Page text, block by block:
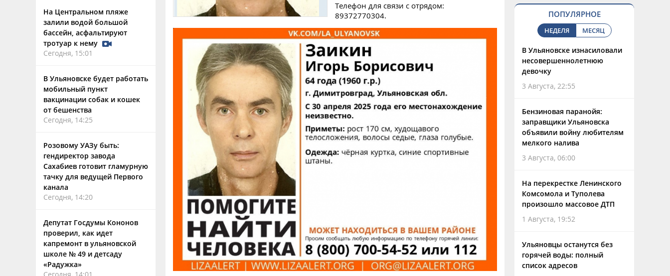
На Центральном пляже
залили водой большой
бассейн, асфальтируют
тротуар к нему
Сегодня, 15:01
В Ульяновске будет работать
мобильный пункт
вакцинации собак и кошек
от бешенства
Сегодня, 14:25
Розовому УАЗу быть:
гендиректор завода
Сахабиев готовит гламурную
тачку для ведущей Первого
канала
Сегодня, 14:20
Депутат Госдумы Кононов
проверил, как идет
капремонт в ульяновской
школе № 49 и детсаду
«Радужка»
Телефон для связи с отрядом:
89372770304.
ПОПУЛЯРНОЕ
НЕДЕЛЯ МЕСЯЦ
В Ульяновске изнасиловали
несовершеннолетнюю
девочку
3 Августа, 22:55
Бензиновая паранойя:
заправщики Ульяновска
объявили войну любителям
мелкого налива
3 Августа, 06:00
На перекрестке Ленинского
Комсомола и Туполева
произошло массовое ДТП
1 Августа, 19:52
Ульяновцы останутся без
горячей воды: полный
список адресов